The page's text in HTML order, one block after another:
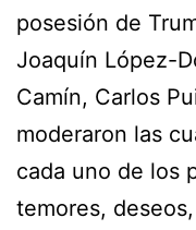
posesión de
Joaquín López-
Camín, Carlos
moderaron las
cada uno de los
temores,